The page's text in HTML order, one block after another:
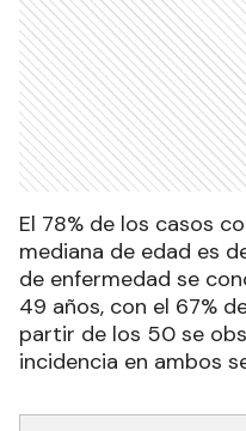
El 78% de los casos
mediana de edad es
de enfermedad se
49 años, con el 67%
partir de los 50 se
incidencia en ambos